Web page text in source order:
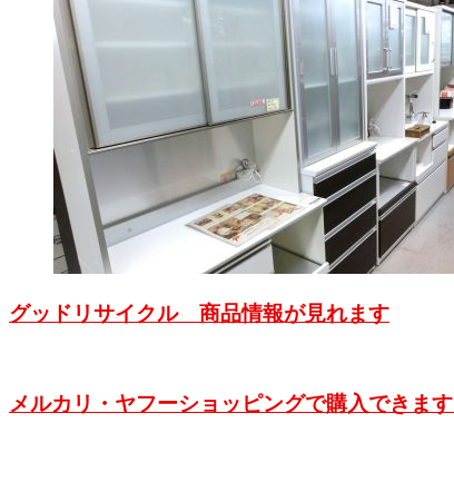
グッドリサイクル 商品情報が見れます
メルカリ・ヤフーショッピングで購入できま